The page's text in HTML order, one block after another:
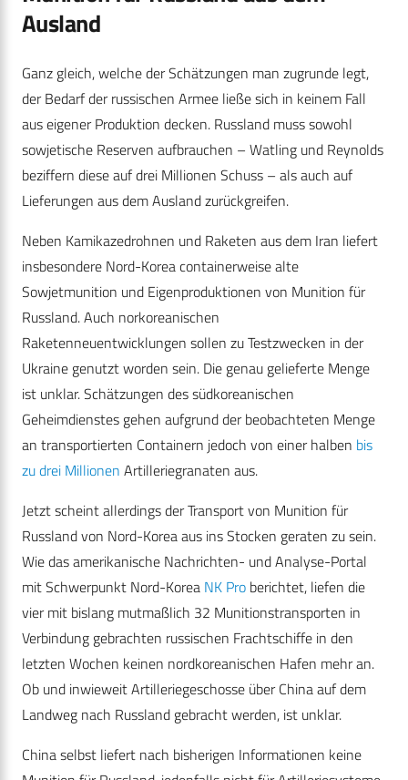
Ausland
Ganz gleich, welche der Schätzungen man zugrunde legt,
der Bedarf der russischen Armee ließe sich in keinem Fall
aus eigener Produktion decken. Russland muss sowohl
sowjetische Reserven aufbrauchen – Watling und Reynolds
beziffern diese auf drei Millionen Schuss – als auch auf
Lieferungen aus dem Ausland zurückgreifen.
Neben Kamikazedrohnen und Raketen aus dem Iran liefert
insbesondere Nord-Korea containerweise alte
Sowjetmunition und Eigenproduktionen von Munition für
Russland. Auch norkoreanischen
Raketenneuentwicklungen sollen zu Testzwecken in der
Ukraine genutzt worden sein. Die genau gelieferte Menge
ist unklar. Schätzungen des südkoreanischen
Geheimdienstes gehen aufgrund der beobachteten Menge
an transportierten Containern jedoch von einer halben bis
zu drei Millionen Artilleriegranaten aus.
Jetzt scheint allerdings der Transport von Munition für
Russland von Nord-Korea aus ins Stocken geraten zu sein.
Wie das amerikanische Nachrichten- und Analyse-Portal
mit Schwerpunkt Nord-Korea NK Pro berichtet, liefen die
vier mit bislang mutmaßlich 32 Munitionstransporten in
Verbindung gebrachten russischen Frachtschiffe in den
letzten Wochen keinen nordkoreanischen Hafen mehr an.
Ob und inwieweit Artilleriegeschosse über China auf dem
Landweg nach Russland gebracht werden, ist unklar.
China selbst liefert nach bisherigen Informationen keine